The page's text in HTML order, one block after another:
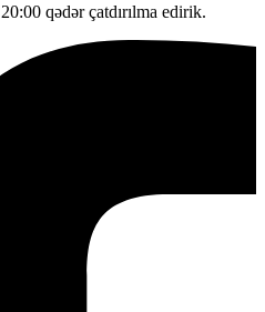
qədər çatdırılma edirik.